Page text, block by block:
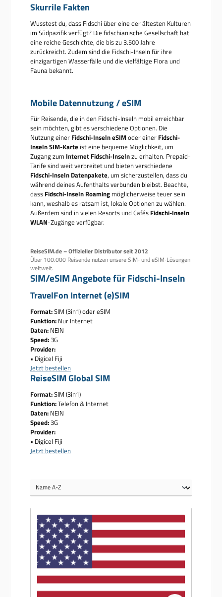
Skurrile Fakten
Wusstest du, dass Fidschi über eine der ältesten Kulturen
im Südpazifik verfügt? Die fidschianische Gesellschaft hat
eine reiche Geschichte, die bis zu 3.500 Jahre
zurückreicht. Zudem sind die Fidschi-Inseln für ihre
einzigartigen Wasserfälle und die vielfältige Flora und
Fauna bekannt.
Mobile Datennutzung / eSIM
Für Reisende, die in den Fidschi-Inseln mobil erreichbar
sein möchten, gibt es verschiedene Optionen. Die
Nutzung einer Fidschi-Inseln eSIModer einer Fidschi-
Inseln SIM-Karte ist eine bequeme Möglichkeit, um
Zugang zum Internet Fidschi-Inselnzu erhalten. Prepaid-
Tarife sind weit verbreitet und bieten verschiedene
Fidschi-Inseln Datenpakete, um sicherzustellen, dass du
während deines Aufenthalts verbunden bleibst. Beachte,
dass Fidschi-Inseln Roaming möglicherweise teuer sein
kann, weshalb es ratsam ist, lokale Optionen zu wählen.
Außerdem sind in vielen Resorts und Cafés Fidschi-Inseln
WLAN-Zugänge verfügbar.
ReiseSIM.de – Offizieller Distributor seit 2012
Über 100.000 Reisende nutzen unsere SIM‑ und eSIM‑Lösungen
weltweit.
SIM/eSIM Angebote für Fidschi-Inseln
TravelFon Internet (e)SIM
Format:SIM (3in1) oder eSIM
Funktion: Nur Internet
Daten: NEIN
Speed:3G
Provider:
• Digicel Fiji
Jetzt bestellen
ReiseSIM Global SIM
Format:SIM (3in1)
Funktion:Telefon & Internet
Daten: NEIN
Speed:3G
Provider:
• Digicel Fiji
Jetzt bestellen